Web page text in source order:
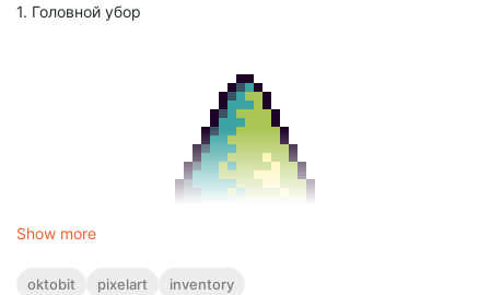
1. Головной убор
2. Полезный инструмент
Show more
oktobit pixelart inventory